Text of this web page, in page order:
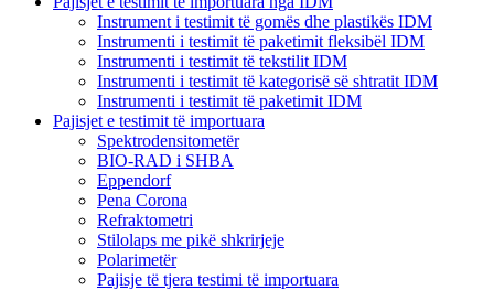
Instrument i testimit të gomës dhe plastikës IDM
Instrumenti i testimit të paketimit fleksibël IDM
Instrumenti i testimit të tekstilit IDM
Instrumenti i testimit të kategorisë së shtratit IDM
Instrumenti i testimit të paketimit IDM
Pajisjet e testimit të importuara
Spektrodensitometër
BIO-RAD i SHBA
Eppendorf
Pena Corona
Refraktometri
Stilolaps me pikë shkrirjeje
Polarimetër
Pajisje të tjera testimi të importuara